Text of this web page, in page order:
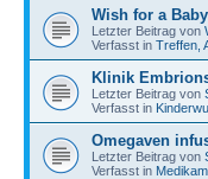
Wish for a
Letzter Beitrag von
Verfasst in Treffen,
Klinik
Letzter Beitrag von
Verfasst in
Omegaven
Letzter Beitrag von
Verfasst in